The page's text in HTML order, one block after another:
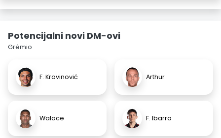
Potencijalni novi DM-ovi
Grêmio
F. Krovinović Arthur
Walace F. Ibarra